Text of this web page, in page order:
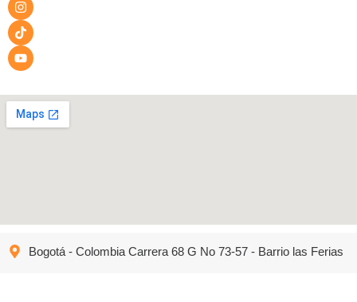
Bogotá - Colombia Carrera 68 G No 73-57 - Barrio las Ferias